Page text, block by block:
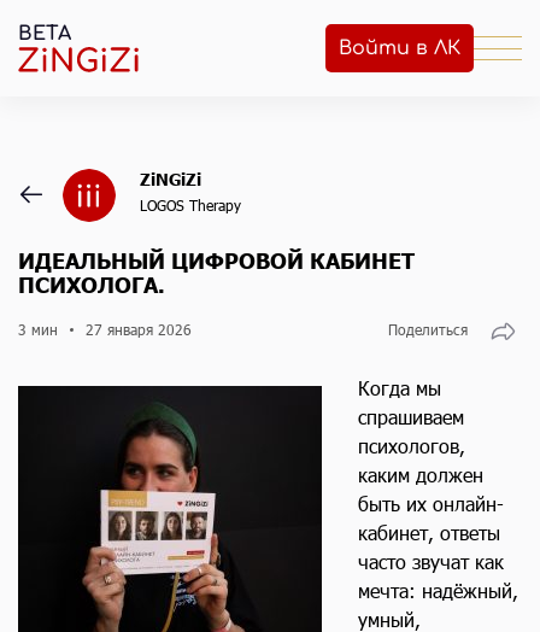
BETA
Войти в ЛК
ZiNGiZi
LOGOS Therapy
ИДЕАЛЬНЫЙ ЦИФРОВОЙ КАБИНЕТ
ПСИХОЛОГА.
3 мин 27 января 2026 Поделиться
Когда мы
спрашиваем
психологов,
каким должен
быть их онлайн-
кабинет, ответы
часто звучат как
мечта: надёжный,
умный,